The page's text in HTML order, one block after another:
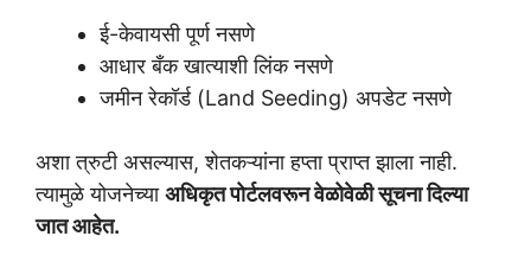
ई-केवायसी पूर्ण नसणे
आधार बँक खात्याशी लिंक नसणे
जमीन रेकॉर्ड (Land Seeding) अपडेट नसणे
अशा त्रुटी असल्यास, शेतकऱ्यांना हप्ता प्राप्त झाला नाही.
त्यामुळे योजनेच्याअधिकृत पोर्टलवरून वेळोवेळी सूचना दिल्या
जात आहेत.